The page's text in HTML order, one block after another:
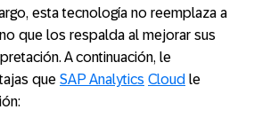
esta tecnología no reemplaza a
que los respalda al mejorar sus
A continuación, le
que SAP Analytics Cloud le